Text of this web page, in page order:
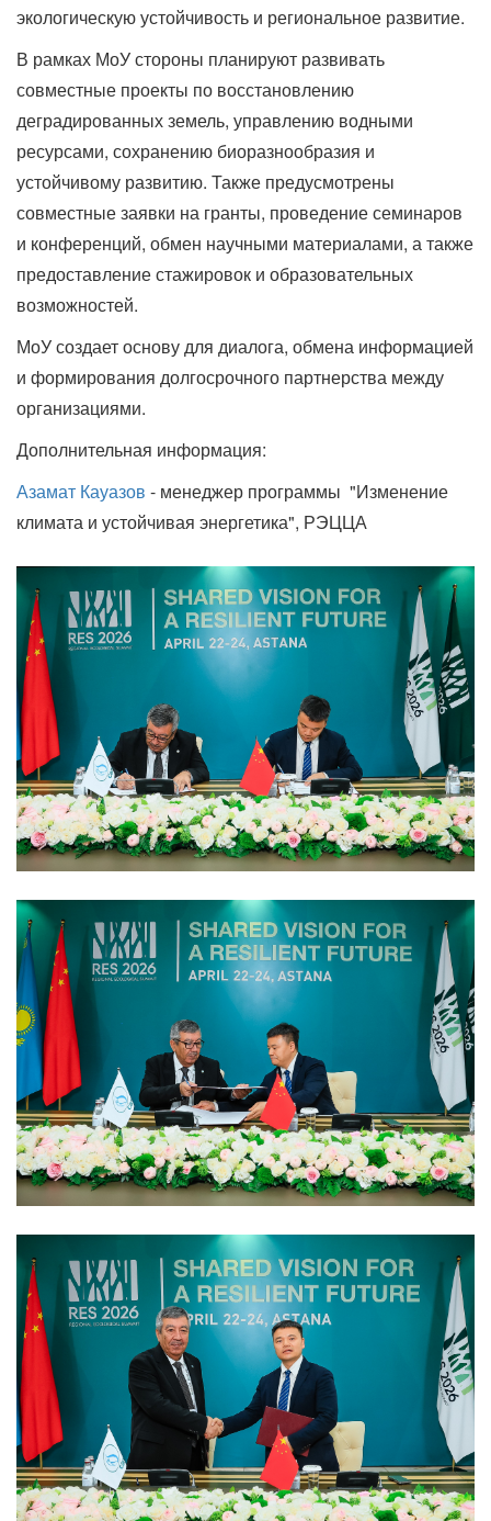
экологическую устойчивость и региональное развитие.
В рамках МоУ стороны планируют развивать
совместные проекты по восстановлению
деградированных земель, управлению водными
ресурсами, сохранению биоразнообразия и
устойчивому развитию. Также предусмотрены
совместные заявки на гранты, проведение семинаров
и конференций, обмен научными материалами, а также
предоставление стажировок и образовательных
возможностей.
МоУ создает основу для диалога, обмена информацией
и формирования долгосрочного партнерства между
организациями.
Дополнительная информация:
Азамат Кауазов - менеджер программы "Изменение
климата и устойчивая энергетика", РЭЦЦА